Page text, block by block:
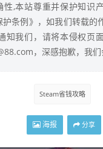
性,本站尊重并保护知识
护条例》，如我们转载的
知我们，请将本侵权页
，深感抱歉，我们
Steam省钱攻略
海报 分享